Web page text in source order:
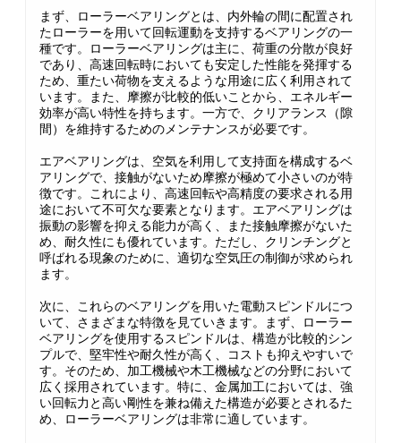
まず、ローラーベアリングとは、内外輪の間に配置され
たローラーを用いて回転運動を支持するベアリングの一
種です。ローラーベアリングは主に、荷重の分散が良好
であり、高速回転時においても安定した性能を発揮する
ため、重たい荷物を支えるような用途に広く利用されて
います。また、摩擦が比較的低いことから、エネルギー
効率が高い特性を持ちます。一方で、クリアランス（隙
間）を維持するためのメンテナンスが必要です。
エアベアリングは、空気を利用して支持面を構成するベ
アリングで、接触がないため摩擦が極めて小さいのが特
徴です。これにより、高速回転や高精度の要求される用
途において不可欠な要素となります。エアベアリングは
振動の影響を抑える能力が高く、また接触摩擦がないた
め、耐久性にも優れています。ただし、クリンチングと
呼ばれる現象のために、適切な空気圧の制御が求められ
ます。
次に、これらのベアリングを用いた電動スピンドルにつ
いて、さまざまな特徴を見ていきます。まず、ローラー
ベアリングを使用するスピンドルは、構造が比較的シン
プルで、堅牢性や耐久性が高く、コストも抑えやすいで
す。そのため、加工機械や木工機械などの分野において
広く採用されています。特に、金属加工においては、強
い回転力と高い剛性を兼ね備えた構造が必要とされるた
め、ローラーベアリングは非常に適しています。